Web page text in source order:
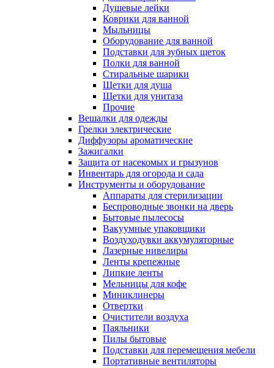
Душевые лейки
Коврики для ванной
Мыльницы
Оборудование для ванной
Подставки для зубных щеток
Полки для ванной
Стиральные шарики
Щетки для душа
Щетки для унитаза
Прочие
Вешалки для одежды
Грелки электрические
Диффузоры ароматические
Зажигалки
Защита от насекомых и грызунов
Инвентарь для огорода и сада
Инструменты и оборудование
Аппараты для стерилизации
Беспроводные звонки на дверь
Бытовые пылесосы
Вакуумные упаковщики
Воздуходувки аккумуляторные
Лазерные нивелиры
Ленты крепежные
Липкие ленты
Мельницы для кофе
Миниклинеры
Отвертки
Очистители воздуха
Паяльники
Пилы бытовые
Подставки для перемещения мебели
Портативные вентиляторы